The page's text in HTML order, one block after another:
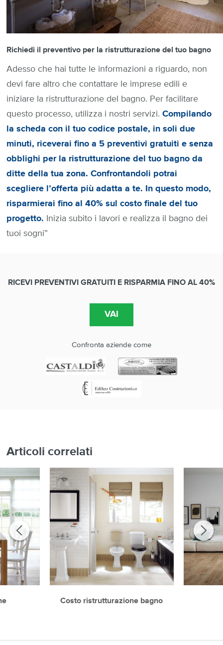
Richiedi il preventivo per la ristrutturazione del tuo bagno
Adesso che hai tutte le informazioni a riguardo, non
devi fare altro che contattare le imprese edili e
iniziare la ristrutturazione del bagno. Per facilitare
questo processo, utilizza i nostri servizi. Compilando
la scheda con il tuo codice postale, in soli due
minuti, riceverai fino a 5 preventivi gratuiti e senza
obblighi per la ristrutturazione del tuo bagno da
ditte della tua zona. Confrontandoli potrai
scegliere l’offerta più adatta a te. In questo modo,
risparmierai fino al 40% sul costo finale del tuo
progetto.
Inizia subito i lavori e realizza il bagno dei
tuoi sogni”
RICEVI PREVENTIVI GRATUITI E RISPARMIA FINO AL 40%
Confronta aziende come
Articoli correlati
Costo ristrutturazione bagno